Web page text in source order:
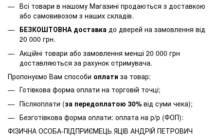
Всі товари в нашому Магазині продаються з доставкою
або самовивозом з наших складів.
БЕЗКОШТОВНА доставка до дверей на замовлення від
20 000 грн.
Акційні товари або замовлення менші 20 000 грн
доставляються за рахунок отримувача.
Пропонуємо Вам способи оплати за товар:
Готівкова форма оплати на торговій точці;
Післяоплати (за передоплатою 30% від суми чека);
Безготівкова форма оплати: оплата на р/р (ФОП):
ФІЗИЧНА ОСОБА-ПІДПРИЄМЕЦЬ ЯЦІВ АНДРІЙ ПЕТРОВИЧ